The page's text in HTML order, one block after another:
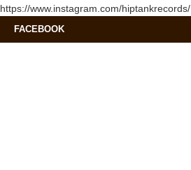
https://www.instagram.com/hiptankrecords/
FACEBOOK